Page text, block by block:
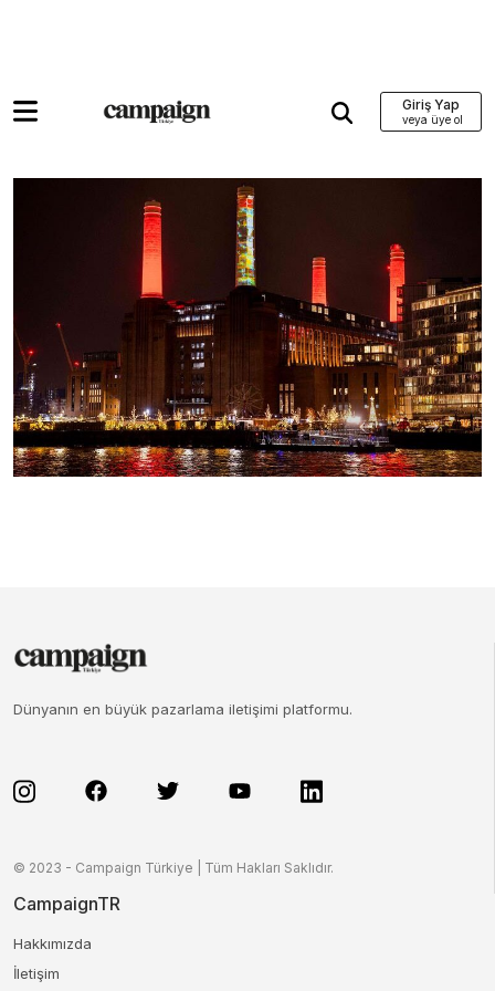
Giriş Yap
Dünyanın en büyük pazarlama iletişimi platformu.
© 2023 - Campaign Türkiye | Tüm Hakları Saklıdır.
CampaignTR
Hakkımızda
İletişim